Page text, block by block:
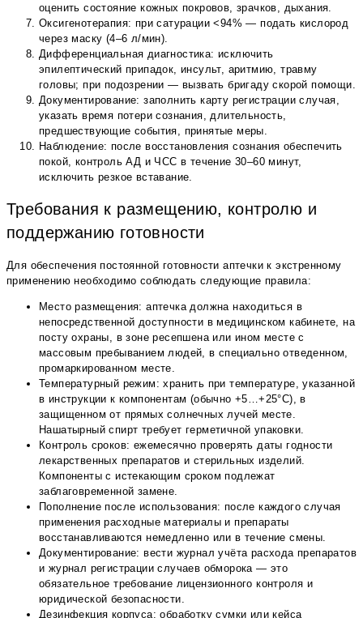
оценить состояние кожных покровов, зрачков, дыхания.
Оксигенотерапия: при сатурации <94% — подать кислород
через маску (4–6 л/мин).
Дифференциальная диагностика: исключить
эпилептический припадок, инсульт, аритмию, травму
головы; при подозрении — вызвать бригаду скорой помощи.
Документирование: заполнить карту регистрации случая,
указать время потери сознания, длительность,
предшествующие события, принятые меры.
Наблюдение: после восстановления сознания обеспечить
покой, контроль АД и ЧСС в течение 30–60 минут,
исключить резкое вставание.
Требования к размещению, контролю и
поддержанию готовности
Для обеспечения постоянной готовности аптечки к экстренному
применению необходимо соблюдать следующие правила:
Место размещения: аптечка должна находиться в
непосредственной доступности в медицинском кабинете, на
посту охраны, в зоне ресепшена или ином месте с
массовым пребыванием людей, в специально отведенном,
промаркированном месте.
Температурный режим: хранить при температуре, указанной
в инструкции к компонентам (обычно +5…+25°С), в
защищенном от прямых солнечных лучей месте.
Нашатырный спирт требует герметичной упаковки.
Контроль сроков: ежемесячно проверять даты годности
лекарственных препаратов и стерильных изделий.
Компоненты с истекающим сроком подлежат
заблаговременной замене.
Пополнение после использования: после каждого случая
применения расходные материалы и препараты
восстанавливаются немедленно или в течение смены.
Документирование: вести журнал учёта расхода препаратов
и журнал регистрации случаев обморока — это
обязательное требование лицензионного контроля и
юридической безопасности.
Дезинфекция корпуса: обработку сумки или кейса